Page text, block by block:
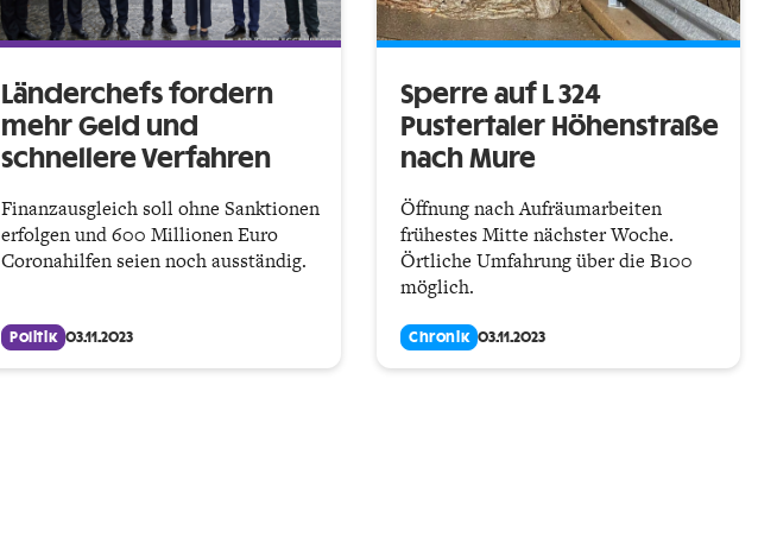
Länderchefs fordern
mehr Geld und
schnellere Verfahren
Finanzausgleich soll ohne Sanktionen
erfolgen und 600 Millionen Euro
Coronahilfen seien noch ausständig.
Politik 03.11.2023
Sperre auf L 324
Pustertaler Höhenstraße
nach Mure
Öffnung nach Aufräumarbeiten
frühestes Mitte nächster Woche.
Örtliche Umfahrung über die B100
möglich.
Chronik 03.11.2023